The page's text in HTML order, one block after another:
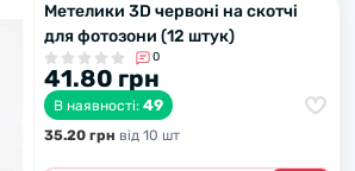
Метелики 3D червоні на скотчі
для фотозони (12 штук)
0
41.80 грн
В наявності: 49
35.20 грн вiд 10 шт